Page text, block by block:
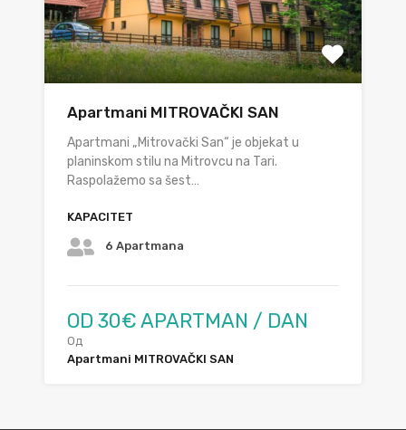
Apartmani MITROVAČKI SAN
Apartmani „Mitrovački San“ je objekat u
planinskom stilu na Mitrovcu na Tari.
Raspolažemo sa šest…
KAPACITET
6 Apartmana
OD 30€ APARTMAN / DAN
Од
Apartmani MITROVAČKI SAN